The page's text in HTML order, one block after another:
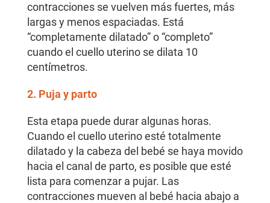
contracciones se vuelven más fuertes, más
largas y menos espaciadas. Está
“completamente dilatado” o “completo”
cuando el cuello uterino se dilata 10
centímetros.
2. Puja y parto
Esta etapa puede durar algunas horas.
Cuando el cuello uterino esté totalmente
dilatado y la cabeza del bebé se haya movido
hacia el canal de parto, es posible que esté
lista para comenzar a pujar. Las
contracciones mueven al bebé hacia abajo a